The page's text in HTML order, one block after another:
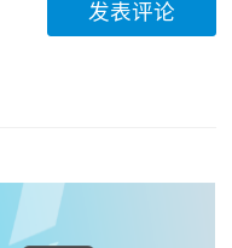
发表评论